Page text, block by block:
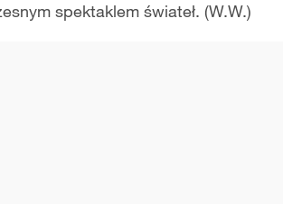
spektaklem świateł. (W.W.)